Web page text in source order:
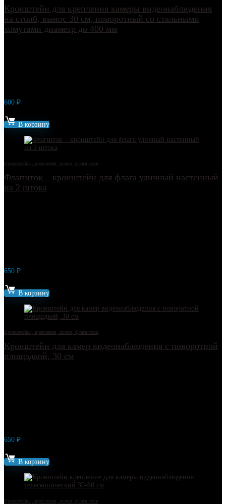
Кронштейн для крепления камеры видеонаблюдения
на столб, вынос 30 см, поворотный со стальными
хомутами диаметр до 400 мм
600 ₽
В корзину
Кронштейны, крепления, полки, флагштоки
Флагшток – кронштейн для флага уличный настенный
на 2 штока
650 ₽
В корзину
Кронштейны, крепления, полки, флагштоки
Кронштейн для камер видеонаблюдения с поворотной
площадкой, 30 см
650 ₽
В корзину
Кронштейны, крепления, полки, флагштоки